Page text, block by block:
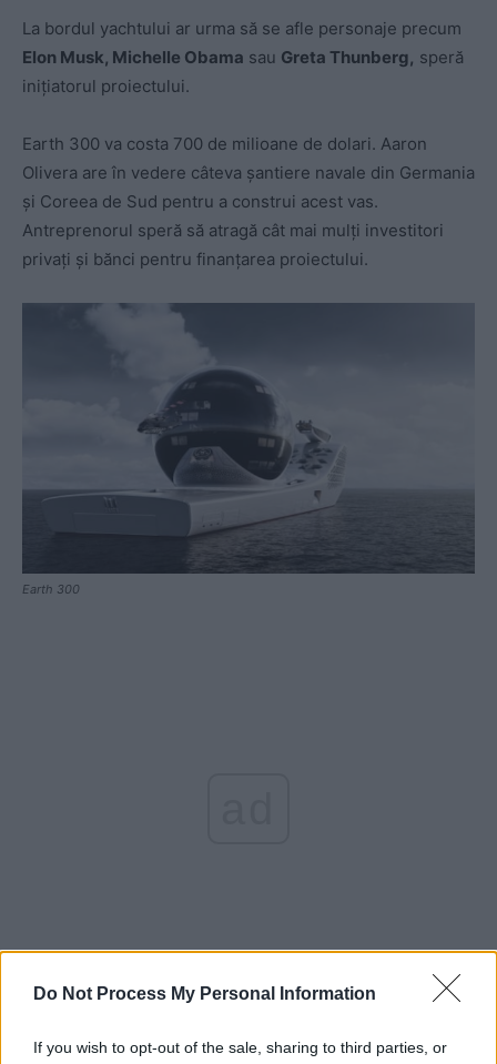
Do Not Process My Personal Information
If you wish to opt-out of the sale, sharing to third parties, or
La bordul yachtului ar urma să se afle personaje precum
Elon Musk, Michelle Obama sau Greta Thunberg, speră
iniţiatorul proiectului.
Earth 300 va costa 700 de milioane de dolari. Aaron
Olivera are în vedere câteva şantiere navale din Germania
şi Coreea de Sud pentru a construi acest vas.
Antreprenorul speră să atragă cât mai mulţi investitori
privaţi şi bănci pentru finanţarea proiectului.
Earth 300
Ideea unei nave de lux lansate la apă în scopuri științifice